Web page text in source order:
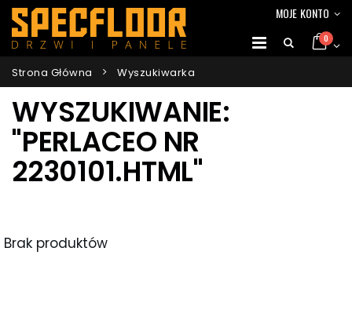
MOJE KONTO
0
Strona Główna Wyszukiwarka
WYSZUKIWANIE:
"PERLACEO NR
2230101.HTML"
Brak produktów